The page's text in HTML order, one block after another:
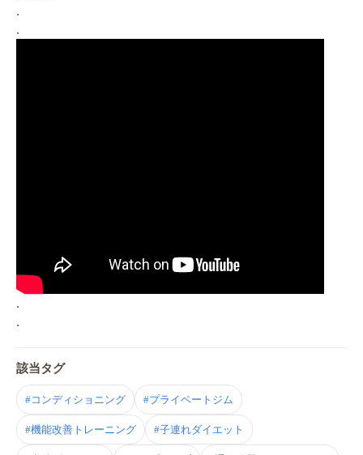
.
.
.
.
該当タグ
#コンディショニング #プライベートジム
#機能改善トレーニング #子連れダイエット